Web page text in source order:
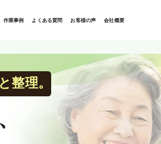
作業事例 よくある質問 お客様の声 会社概要
整理。